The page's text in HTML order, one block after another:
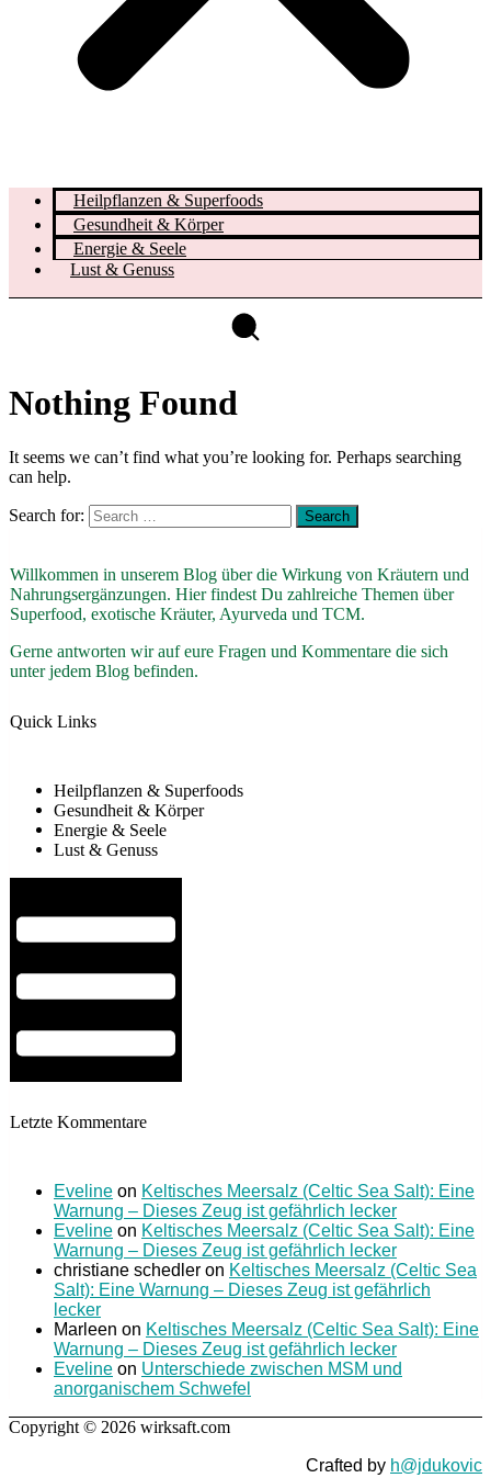
Heilpflanzen & Superfoods
Gesundheit & Körper
Energie & Seele
Lust & Genuss
Nothing Found
It seems we can’t find what you’re looking for. Perhaps searching
can help.
Search for:
Willkommen in unserem Blog über die Wirkung von Kräutern und
Nahrungsergänzungen. Hier findest Du zahlreiche Themen über
Superfood, exotische Kräuter, Ayurveda und TCM.
Gerne antworten wir auf eure Fragen und Kommentare die sich
unter jedem Blog befinden.
Quick Links
Heilpflanzen & Superfoods
Gesundheit & Körper
Energie & Seele
Lust & Genuss
Letzte Kommentare
Eveline on Keltisches Meersalz (Celtic Sea Salt): Eine
Warnung – Dieses Zeug ist gefährlich lecker
Eveline on Keltisches Meersalz (Celtic Sea Salt): Eine
Warnung – Dieses Zeug ist gefährlich lecker
christiane schedler on Keltisches Meersalz (Celtic Sea
Salt): Eine Warnung – Dieses Zeug ist gefährlich
lecker
Marleen on Keltisches Meersalz (Celtic Sea Salt): Eine
Warnung – Dieses Zeug ist gefährlich lecker
Eveline on Unterschiede zwischen MSM und
anorganischem Schwefel
Copyright © 2026 wirksaft.com
Crafted by h@jdukovic